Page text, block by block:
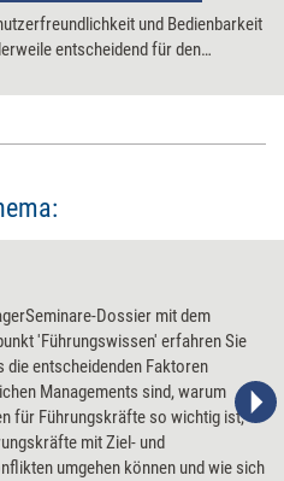
und Bedienbarkeit
entscheidend für den
Befehlskombinationen den
die typischen
diesbezüglich ebenso
Dossier mit dem
'Führungswissen' erfahren Sie
die entscheidenden Faktoren
Managements sind, warum
für Führungskräfte so wichtig ist,
mit Ziel- und
umgehen können und wie sich